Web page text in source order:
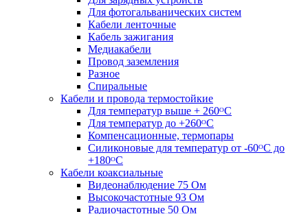
Для фотогальванических систем
Кабели ленточные
Кабель зажигания
Медиакабели
Провод заземления
Разное
Спиральные
Кабели и провода термостойкие
Для температур выше + 260ᴼС
Для температур до +260ᴼС
Компенсационные, термопары
Силиконовые для температур от -60ᴼC до
+180ᴼС
Кабели коаксиальные
Видеонаблюдение 75 Ом
Высокочастотные 93 Ом
Радиочастотные 50 Ом